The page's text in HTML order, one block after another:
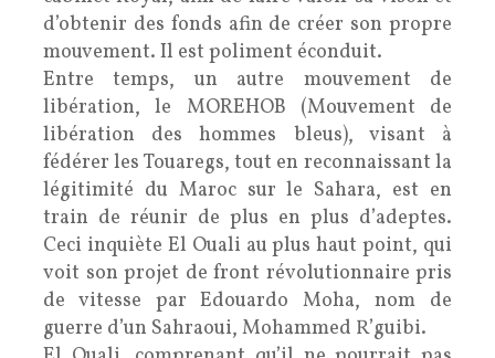
d’obtenir des fonds afin de créer son propre
mouvement. Il est poliment éconduit.
Entre temps, un autre mouvement de
libération, le MOREHOB (Mouvement de
libération des hommes bleus), visant à
fédérer les Touaregs, tout en reconnaissant la
légitimité du Maroc sur le Sahara, est en
train de réunir de plus en plus d’adeptes.
Ceci inquiète El Ouali au plus haut point, qui
voit son projet de front révolutionnaire pris
de vitesse par Edouardo Moha, nom de
guerre d’un Sahraoui, Mohammed R’guibi.